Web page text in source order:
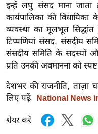
टो
व
र्ल्ड
न्यू
ज
फ
म
नो
इन्हें लघु संसद माना जाता
कार्यपालिका की विधायिका
व्यवस्था का मूलभूत
टिप्पणियां संसद, संसदीय
संसदीय समिति के सदस्यों
प्रति उनकी अवमानना ​​को
देशभर की राजनीति,
लिए पढ़ें
National News
शेयर करें